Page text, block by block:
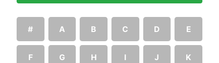
# A B C D E
F G H I J K